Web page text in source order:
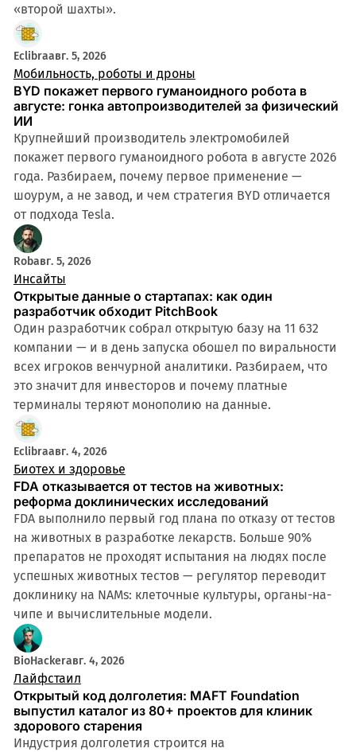
«второй шахты».
Eclibraавг. 5, 2026
Мобильность, роботы и дроны
BYD покажет первого гуманоидного робота в
августе: гонка автопроизводителей за физический
ИИ
Крупнейший производитель электромобилей
покажет первого гуманоидного робота в августе 2026
года. Разбираем, почему первое применение —
шоурум, а не завод, и чем стратегия BYD отличается
от подхода Tesla.
Robавг. 5, 2026
Инсайты
Открытые данные о стартапах: как один
разработчик обходит PitchBook
Один разработчик собрал открытую базу на 11 632
компании — и в день запуска обошел по виральности
всех игроков венчурной аналитики. Разбираем, что
это значит для инвесторов и почему платные
терминалы теряют монополию на данные.
Eclibraавг. 4, 2026
Биотех и здоровье
FDA отказывается от тестов на животных:
реформа доклинических исследований
FDA выполнило первый год плана по отказу от тестов
на животных в разработке лекарств. Больше 90%
препаратов не проходят испытания на людях после
успешных животных тестов — регулятор переводит
доклинику на NAMs: клеточные культуры, органы-на-
чипе и вычислительные модели.
BioHackerавг. 4, 2026
Лайфстаил
Открытый код долголетия: MAFT Foundation
выпустил каталог из 80+ проектов для клиник
здорового старения
Индустрия долголетия строится на